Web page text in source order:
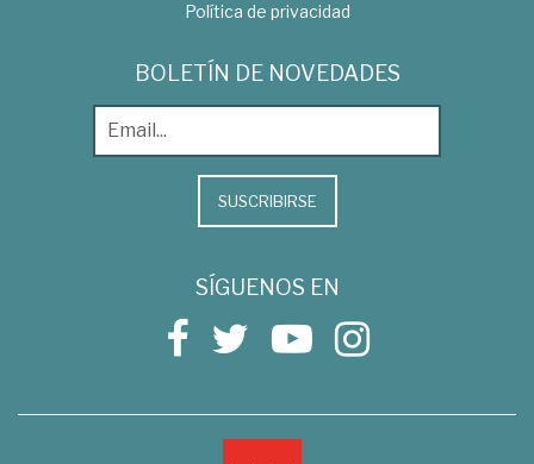
Política de privacidad
BOLETÍN DE NOVEDADES
SUSCRIBIRSE
SÍGUENOS EN